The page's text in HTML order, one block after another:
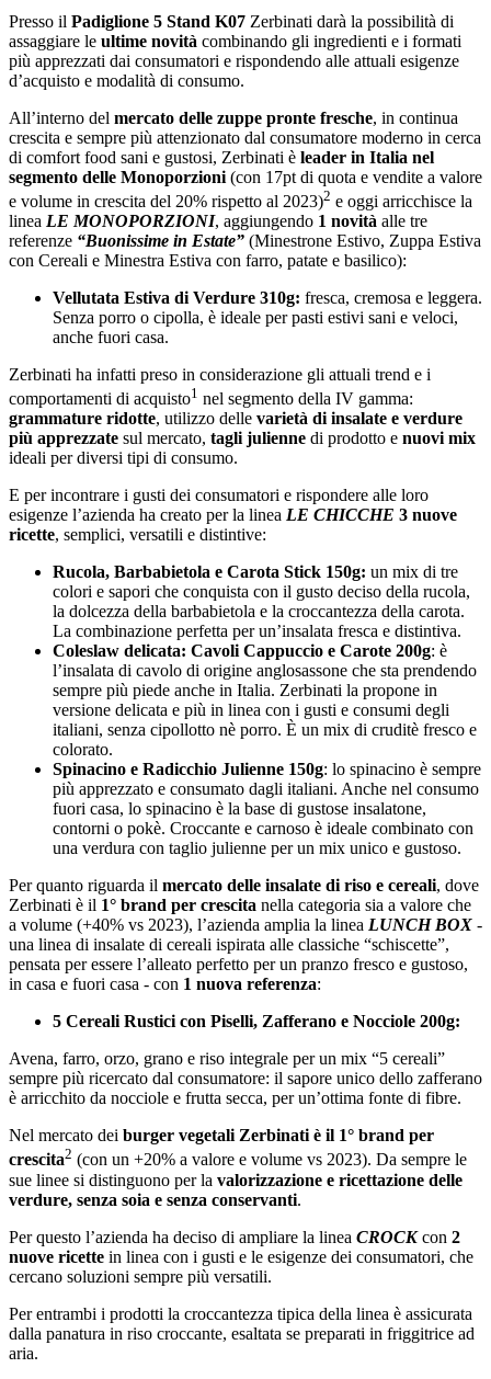
Presso il Padiglione 5 Stand K07 Zerbinati darà la possibilità di
assaggiare le ultime novità combinando gli ingredienti e i formati
più apprezzati dai consumatori e rispondendo alle attuali esigenze
d’acquisto e modalità di consumo.
All’interno del mercato delle zuppe pronte fresche, in continua
crescita e sempre più attenzionato dal consumatore moderno in cerca
di comfort food sani e gustosi, Zerbinati è leader in Italia nel
segmento delle Monoporzioni (con 17pt di quota e vendite a valore
e volume in crescita del 20% rispetto al 2023)2 e oggi arricchisce la
linea LE MONOPORZIONI, aggiungendo 1 novità alle tre
referenze “Buonissime in Estate” (Minestrone Estivo, Zuppa Estiva
con Cereali e Minestra Estiva con farro, patate e basilico):
Vellutata Estiva di Verdure 310g: fresca, cremosa e leggera.
Senza porro o cipolla, è ideale per pasti estivi sani e veloci,
anche fuori casa.
Zerbinati ha infatti preso in considerazione gli attuali trend e i
comportamenti di acquisto1 nel segmento della IV gamma:
grammature ridotte, utilizzo delle varietà di insalate e verdure
più apprezzate sul mercato, tagli julienne di prodotto e nuovi mix
ideali per diversi tipi di consumo.
E per incontrare i gusti dei consumatori e rispondere alle loro
esigenze l’azienda ha creato per la linea LE CHICCHE 3 nuove
ricette, semplici, versatili e distintive:
Rucola, Barbabietola e Carota Stick 150g: un mix di tre
colori e sapori che conquista con il gusto deciso della rucola,
la dolcezza della barbabietola e la croccantezza della carota.
La combinazione perfetta per un’insalata fresca e distintiva.
Coleslaw delicata: Cavoli Cappuccio e Carote 200g: è
l’insalata di cavolo di origine anglosassone che sta prendendo
sempre più piede anche in Italia. Zerbinati la propone in
versione delicata e più in linea con i gusti e consumi degli
italiani, senza cipollotto nè porro. È un mix di cruditè fresco e
colorato.
Spinacino e Radicchio Julienne 150g: lo spinacino è sempre
più apprezzato e consumato dagli italiani. Anche nel consumo
fuori casa, lo spinacino è la base di gustose insalatone,
contorni o pokè. Croccante e carnoso è ideale combinato con
una verdura con taglio julienne per un mix unico e gustoso.
Per quanto riguarda il mercato delle insalate di riso e cereali, dove
Zerbinati è il 1° brand per crescita nella categoria sia a valore che
a volume (+40% vs 2023), l’azienda amplia la linea LUNCH BOX -
una linea di insalate di cereali ispirata alle classiche “schiscette”,
pensata per essere l’alleato perfetto per un pranzo fresco e gustoso,
in casa e fuori casa - con 1 nuova referenza:
5 Cereali Rustici con Piselli, Zafferano e Nocciole 200g:
Avena, farro, orzo, grano e riso integrale per un mix “5 cereali”
sempre più ricercato dal consumatore: il sapore unico dello zafferano
è arricchito da nocciole e frutta secca, per un’ottima fonte di fibre.
Nel mercato dei burger vegetali Zerbinati è il 1° brand per
crescita2 (con un +20% a valore e volume vs 2023). Da sempre le
sue linee si distinguono per la valorizzazione e ricettazione delle
verdure, senza soia e senza conservanti.
Per questo l’azienda ha deciso di ampliare la linea CROCKcon 2
nuove ricette in linea con i gusti e le esigenze dei consumatori, che
cercano soluzioni sempre più versatili.
Per entrambi i prodotti la croccantezza tipica della linea è assicurata
dalla panatura in riso croccante, esaltata se preparati in friggitrice ad
aria.